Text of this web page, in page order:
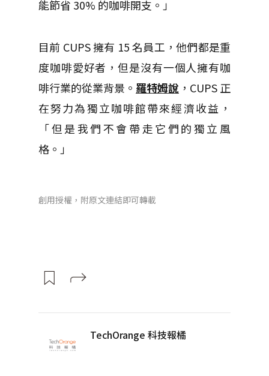
能節省 30% 的咖啡開支。」
目前 CUPS 擁有 15 名員工，他們都是重
度咖啡愛好者，但是沒有一個人擁有咖
啡行業的從業背景。 羅特姆說 ，CUPS 正
在努力為獨立咖啡館帶來經濟收益，
「但是我們不會帶走它們的獨立風
格。」
創用授權，附原文連結即可轉載
TechOrange 科技報橘